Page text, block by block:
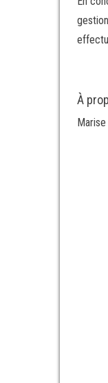
À
Marise